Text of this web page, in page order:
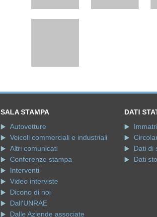
SALA STAMPA
Autovetture
Veicoli commerciali e industriali
Altri comunicati
Conferenze stampa
Interventi
Video interviste
Dicono di noi
Dall'UNRAE
Dalle Aziende associate
DATI
Dati di
Dati